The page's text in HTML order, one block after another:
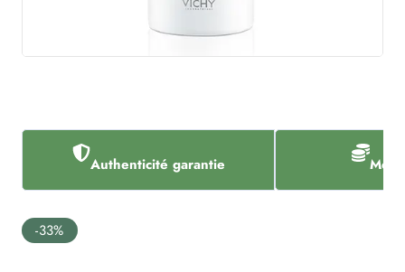
Authenticité garantie
-33%